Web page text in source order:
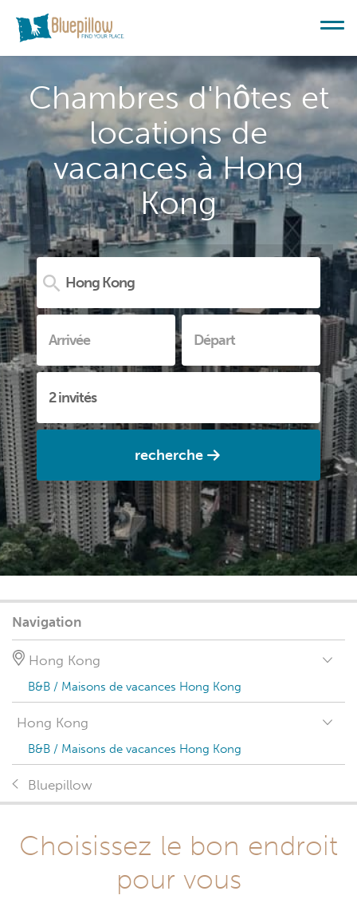
Chambres d'hôtes et
locations de
vacances à Hong
Kong
recherche
Navigation
Hong Kong
B&B / Maisons de vacances Hong Kong
Hong Kong
B&B / Maisons de vacances Hong Kong
Bluepillow
Choisissez le bon endroit
pour vous